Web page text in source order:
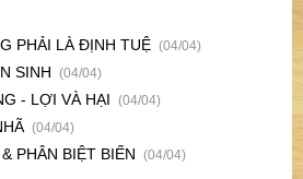
PHẢI LÀ ĐỊNH TUỆ (04/04)
SINH (04/04)
- LỢI VÀ HẠI (04/04)
(04/04)
PHÂN BIỆT BIẾN (04/04)